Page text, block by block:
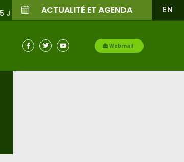
ACTUALITÉ ET AGENDA EN
   Webmail